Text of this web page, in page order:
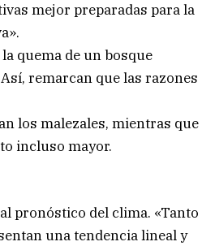
mejor preparadas para la
quema de un bosque
remarcan que las razones
los malezales, mientras que
incluso mayor.
pronóstico del clima. «Tanto
una tendencia lineal y